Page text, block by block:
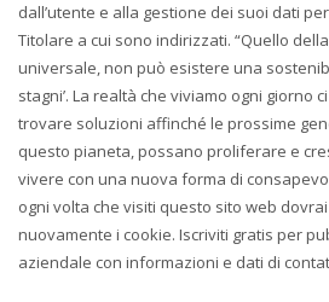
dall’utente e alla gestione dei suoi dati
Titolare a cui sono indirizzati. “Quello
universale, non può esistere una
stagni’. La realtà che viviamo ogni giorno
trovare soluzioni affinché le prossime
questo pianeta, possano proliferare e
vivere con una nuova forma di
ogni volta che visiti questo sito web
nuovamente i cookie. Iscriviti gratis per
aziendale con informazioni e dati di